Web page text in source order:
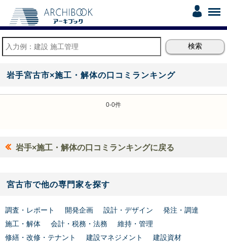
岩手宮古市×施工・解体の口コミランキング
0-0件
岩手×施工・解体の口コミランキングに戻る
宮古市で他の専門家を探す
調査・レポート 開発企画 設計・デザイン
発注・調達
施工・解体
会計・税務・法務
維持・管理
修繕・改修・テナント
建設マネジメント
建設資材